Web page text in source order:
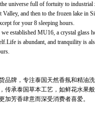
universe full of fortuity to industrial
and then to the frozen lake in
for your 8 sleeping hours.
established MU16, a crystal glass
is abundant, and tranquility is
品牌，专注泰国天然香氛和精油
传承泰国草本工艺，如鲜花水果
加芳香肆意而深受消费者喜爱。